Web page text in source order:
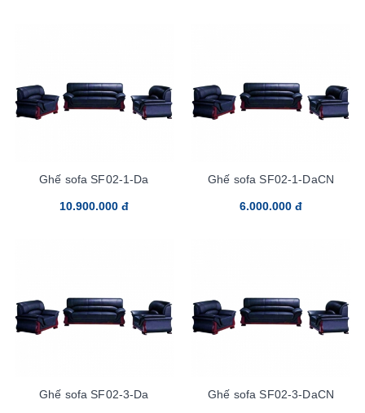
Ghế sofa SF02-1-Da
10.900.000 đ
Ghế sofa SF02-1-DaCN
6.000.000 đ
Ghế sofa SF02-3-Da Ghế sofa SF02-3-DaCN